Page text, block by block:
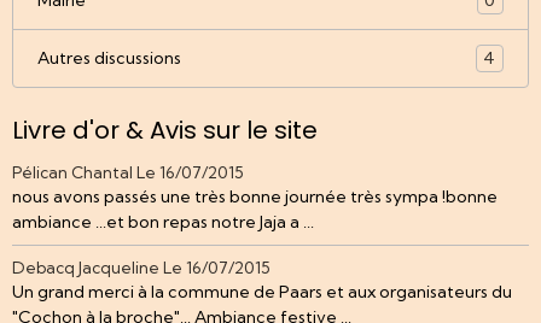
Autres discussions 4
Livre d'or & Avis sur le site
Pélican Chantal Le 16/07/2015
nous avons passés une très bonne journée très sympa !bonne
ambiance ...et bon repas notre Jaja a ...
Debacq Jacqueline Le 16/07/2015
Un grand merci à la commune de Paars et aux organisateurs du
"Cochon à la broche"... Ambiance festive ...